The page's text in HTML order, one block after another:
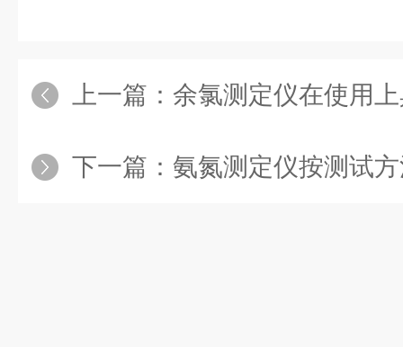
上一篇： 余氯测定仪在使用
下一篇： 氨氮测定仪按测试